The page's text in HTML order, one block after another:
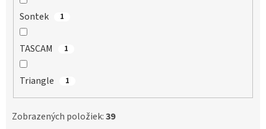
Sontek 1
TASCAM 1
Triangle 1
Zobrazených položiek:39